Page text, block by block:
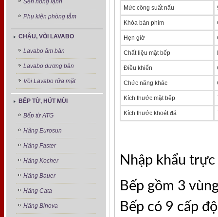
Sen nóng lạnh
Phụ kiện phòng tắm
CHẬU, VÒI LAVABO
Lavabo âm bàn
Lavabo dương bàn
Vòi Lavabo rửa mặt
BẾP TỪ, HÚT MÙI
Bếp từ ATG
Hãng Eurosun
Hãng Faster
Hãng Kocher
Hãng Bauer
Hãng Cata
Hãng Binova
Mức công suất nấu
Khóa bàn phím
Hẹn giờ
Chất liệu mặt bếp
Điều khiển
Chức năng khác
Kích thước mặt bếp
Kích thước khoét đá
Nhập khẩu
Bếp gồm 3
Bếp có 9 cấp